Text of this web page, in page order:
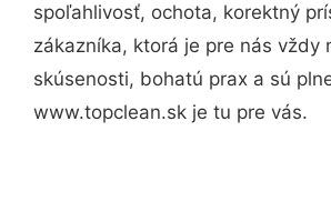
spoľahlivosť, ochota, korektný
zákazníka, ktorá je pre nás vždy
skúsenosti, bohatú prax a sú
www.topclean.sk je tu pre vás.